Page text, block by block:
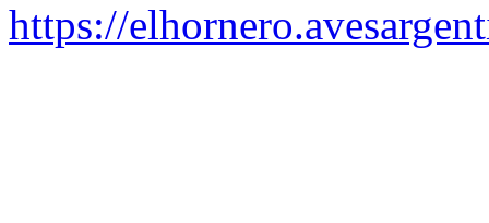
https://